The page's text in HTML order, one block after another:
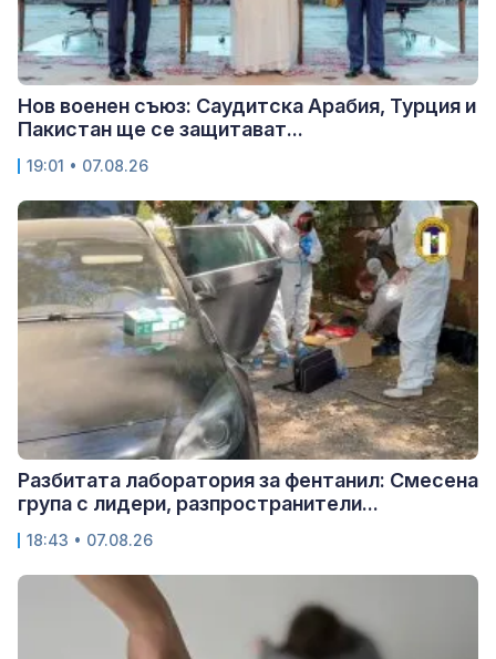
Нов военен съюз: Саудитска Арабия, Турция и
Пакистан ще се защитават...
19:01 • 07.08.26
Разбитата лаборатория за фентанил: Смесена
група с лидери, разпространители...
18:43 • 07.08.26